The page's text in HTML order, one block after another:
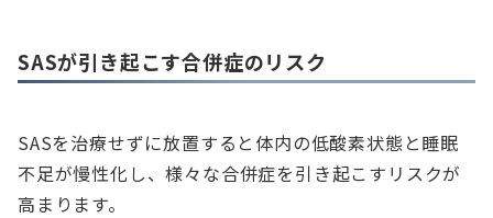
SASが引き起こす合併症のリスク
SASを治療せずに放置すると体内の低酸素状態と睡眠
不足が慢性化し、様々な合併症を引き起こすリスクが
高まります。